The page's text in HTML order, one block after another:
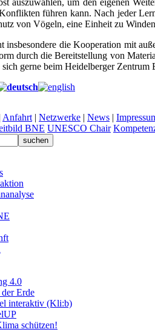
auszuwählen, um den eigenen
führen kann. Nach jeder
von Vögeln, eine Einheit zu
insbesondere die Kooperation mit
durch die Bereitstellung von
sich gerne beim Heidelberger
Anfahrt | Netzwerke | News |
BNE UNESCO Chair
4.0
Erde
interaktiv (Kli:b)
schützen!